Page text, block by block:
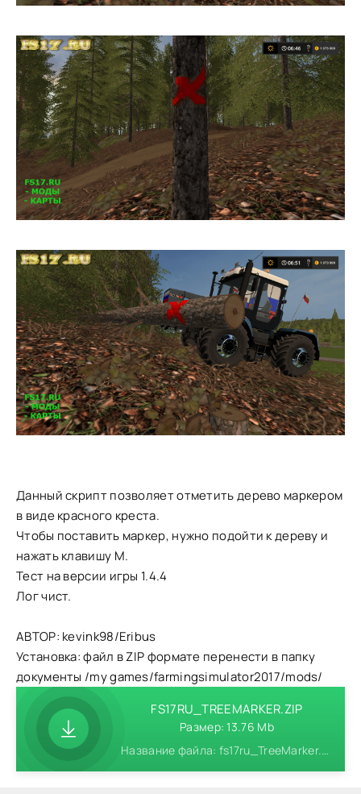
Данный скрипт позволяет отметить дерево маркером
в виде красного креста.
Чтобы поставить маркер, нужно подойти к дереву и
нажать клавишу М.
Тест на версии игры 1.4.4
Лог чист.
АВТОР: kevink98/Eribus
Установка: файл в ZIP формате перенести в папку
документы /my games/farmingsimulator2017/mods/
FS17RU_TREEMARKER.ZIP
Размер: 13.76 Mb
Название файла: fs17ru_TreeMarker.zip